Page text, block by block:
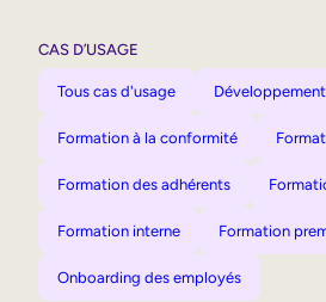
CAS D’USAGE
Tous cas d'usage
Formation à la conformité
Formation des adhérents
Formation interne Formation
Onboarding des employés